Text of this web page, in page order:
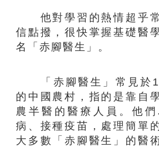
他對學習的熱情超乎常
信點撥，很快掌握基礎醫
名「赤腳醫生」。
「赤腳醫生」常見於
的中國農村，指的是靠自
農半醫的醫療人員。他
病、接種疫苗，處理簡單
大多數「赤腳醫生」的醫